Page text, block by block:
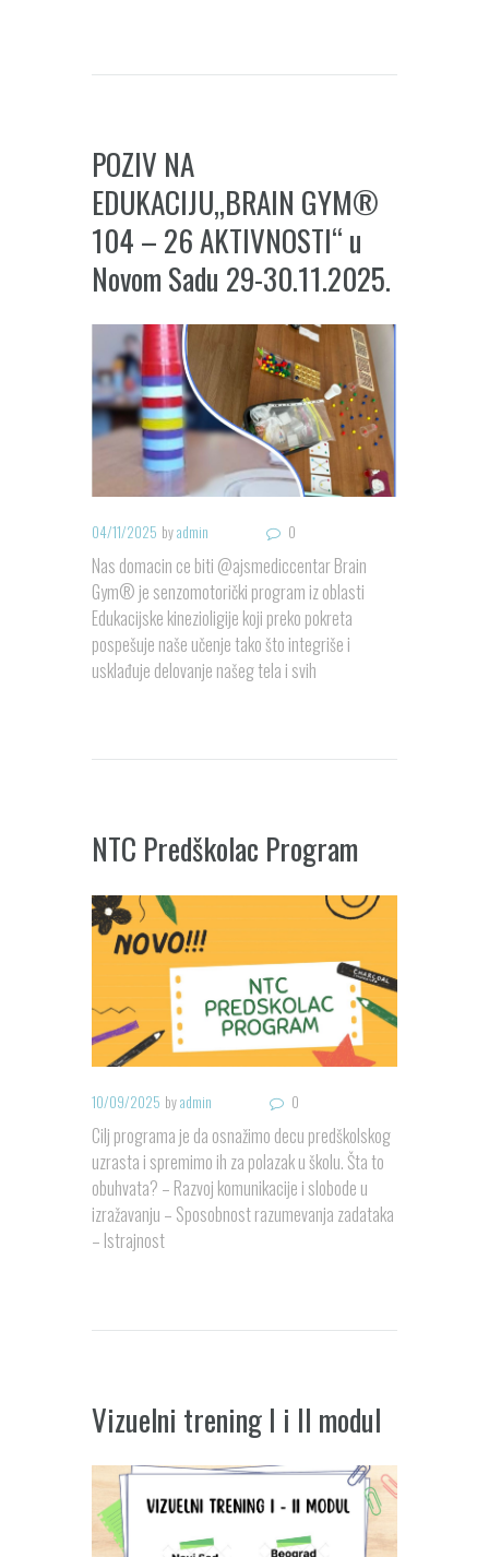
POZIV NA
EDUKACIJU„BRAIN GYM®
104 – 26 AKTIVNOSTI“ u
Novom Sadu 29-30.11.2025.
04/11/2025 byadmin 0
Nas domacin ce biti @ajsmediccentar Brain
Gym® je senzomotorički program iz oblasti
Edukacijske kinezioligije koji preko pokreta
pospešuje naše učenje tako što integriše i
usklađuje delovanje našeg tela i svih
NTC Predškolac Program
10/09/2025 byadmin 0
Cilj programa je da osnažimo decu predškolskog
uzrasta i spremimo ih za polazak u školu. Šta to
obuhvata? – Razvoj komunikacije i slobode u
izražavanju – Sposobnost razumevanja zadataka
– Istrajnost
Vizuelni trening I i II modul